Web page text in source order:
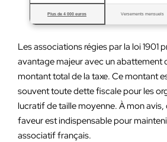
Plus de 4 000 euros Versements mensuels
Les associations régies par la loi 1901
avantage majeur avec un abattement
montant total de la taxe. Ce montant
souvent toute dette fiscale pour les
lucratif de taille moyenne. À mon
faveur est indispensable pour
associatif français.